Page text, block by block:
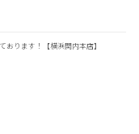
おります！【横浜関内本店】